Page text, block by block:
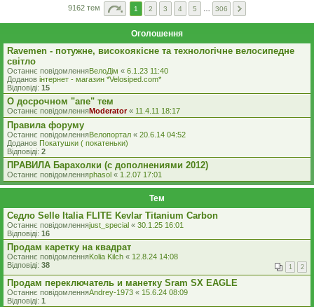
9162 тем 1 2 3 4 5 306
Оголошення
Ravemen - потужне, високоякісне та технологічне велосипедне
світло
Останнє повідомленняВелоДім « 6.1.23 11:40
Доданов iнтернет - магазин *Velosiped.com*
Відповіді: 15
О досрочном "апе" тем
Останнє повідомленняModerator« 11.4.11 18:17
Правила форуму
Останнє повідомленняВелопортал « 20.6.14 04:52
Доданов Покатушки ( покатеньки)
Відповіді: 2
ПРАВИЛА Барахолки (с дополнениями 2012)
Останнє повідомленняphasol « 1.2.07 17:01
Тем
Седло Selle Italia FLITE Kevlar Titanium Carbon
Останнє повідомленняjust_special « 30.1.25 16:01
Відповіді: 16
Продам каретку на квадрат
Останнє повідомленняKolia Kilch « 12.8.24 14:08
Відповіді: 38 1 2
Продам переключатель и манетку Sram SX EAGLE
Останнє повідомленняAndrey-1973 « 15.6.24 08:09
Відповіді: 1